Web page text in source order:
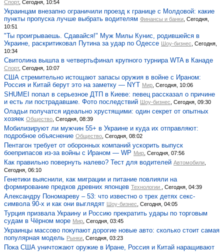
Спорт, Сегодня, 10:54
Украинцам внезапно ограничили проезд к границе с Молдовой: какие
пункты пропуска лучше выбрать водителям Финансы и банки , Сегодня,
10:51
"Ты проигрываешь. Сдавайся!" Муж Милы Кунис, родившейся в
Украине, раскритиковал Путина за удар по Одессе Шоу-бизнес , Сегодня,
10:34
Свитолина вышла в четвертьфинал крупного турнира WTA в Канаде
Спорт, Сегодня, 10:07
США стремительно истощают запасы оружия в войне с Ираном:
Россия и Китай берут это на заметку — NYT Мир , Сегодня, 10:06
SHUMEI попал в серьезное ДТП в Киеве: певец рассказал о причине
и есть ли пострадавшие. Фото последствий Шоу-бизнес , Сегодня, 09:30
Оладьи получатся идеально хрустящими: один секрет от опытных
хозяек Общество , Сегодня, 08:39
Мобилизируют ли мужчин 55+ в Украине и куда их отправляют:
подробное объяснение Общество , Сегодня, 08:02
Пентагон требует от оборонных компаний ускорить выпуск
боеприпасов из-за войны с Ираном — WP Мир , Сегодня, 07:56
Как правильно повернуть налево? Тест для водителей Автомобили
Сегодня, 06:10
Генетики выяснили, как миграции и питание повлияли на
формирование предков древних японцев Технологии , Сегодня, 04:39
Александру Пономареву – 53: что известно о трех детях секс-
символа 90-х и как они выглядят Шоу-бизнес , Сегодня, 04:05
Турция призвала Украину и Россию прекратить удары по торговым
судам в Чёрном море Мир , Сегодня, 03:45
Украинцы массово покупают дорогие новые авто: сколько стоит самая
популярная модель Рынки , Сегодня, 03:23
Пока США уничтожают оружие в Иране, Россия и Китай наращивают